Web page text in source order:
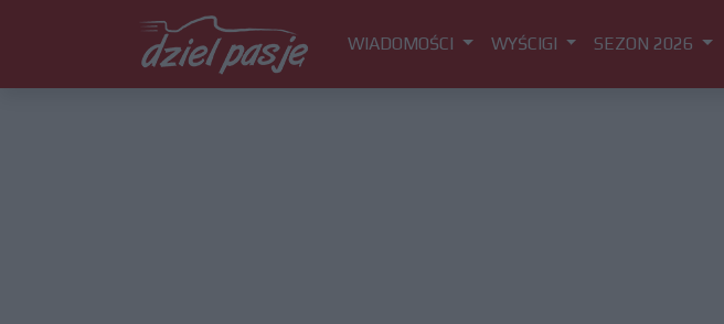
WIADOMOŚCI WYŚCIGI SEZON 2026